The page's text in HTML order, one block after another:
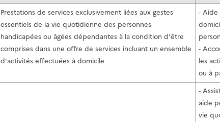
Prestations de services exclusivement liées aux gestes
essentiels de la vie quotidienne des personnes
handicapées ou âgées dépendantes à la condition d'être
comprises dans une offre de services incluant un ensemble
d'activités effectuées à domicile
- Aide
-
les
ou à
-
aide
vie